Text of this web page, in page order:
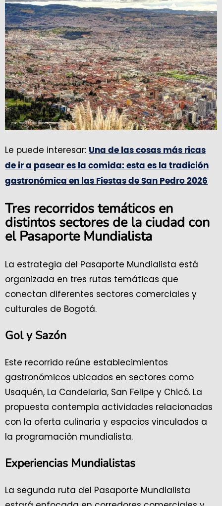
Le puede interesar: Una de las cosas más ricas
de ir a pasear es la comida: esta es la tradición
gastronómica en las Fiestas de San Pedro 2026
Tres recorridos temáticos en
distintos sectores de la ciudad con
el Pasaporte Mundialista
La estrategia del Pasaporte Mundialista está
organizada en tres rutas temáticas que
conectan diferentes sectores comerciales y
culturales de Bogotá.
Gol y Sazón
Este recorrido reúne establecimientos
gastronómicos ubicados en sectores como
Usaquén, La Candelaria, San Felipe y Chicó. La
propuesta contempla actividades relacionadas
con la oferta culinaria y espacios vinculados a
la programación mundialista.
Experiencias Mundialistas
La segunda ruta del Pasaporte Mundialista